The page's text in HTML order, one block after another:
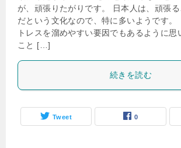
が、頑張りたがりです。 日本人は、頑張
だという文化なので、特に多いようです。
トレスを溜めやすい要因でもあるように思
こと […]
続きを読む
Tweet 0